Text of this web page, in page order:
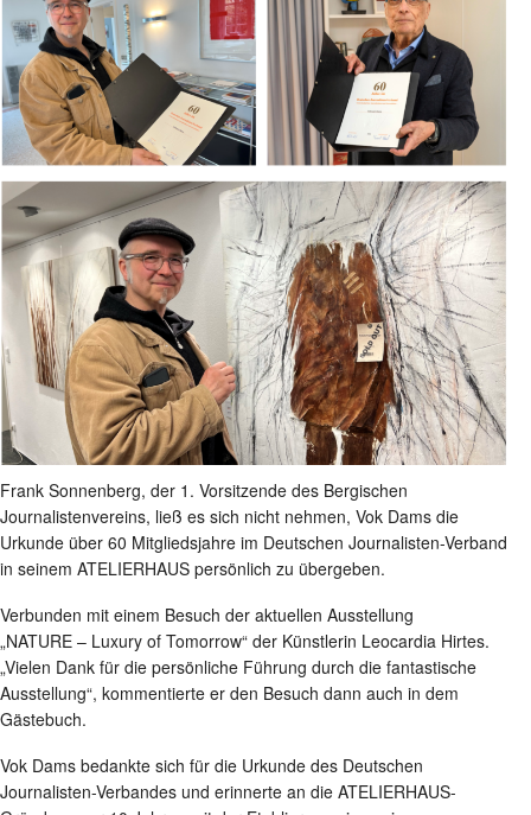
Frank Sonnenberg, der 1. Vorsitzende des Bergischen
Journalistenvereins, ließ es sich nicht nehmen, Vok Dams die
Urkunde über 60 Mitgliedsjahre im Deutschen Journalisten-Verband
in seinem ATELIERHAUS persönlich zu übergeben.
Verbunden mit einem Besuch der aktuellen Ausstellung
„NATURE – Luxury of Tomorrow“ der Künstlerin Leocardia Hirtes.
„Vielen Dank für die persönliche Führung durch die fantastische
Ausstellung“, kommentierte er den Besuch dann auch in dem
Gästebuch.
Vok Dams bedankte sich für die Urkunde des Deutschen
Journalisten-Verbandes und erinnerte an die ATELIERHAUS-